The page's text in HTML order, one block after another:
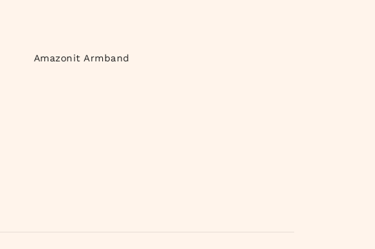
Amazonit Armband